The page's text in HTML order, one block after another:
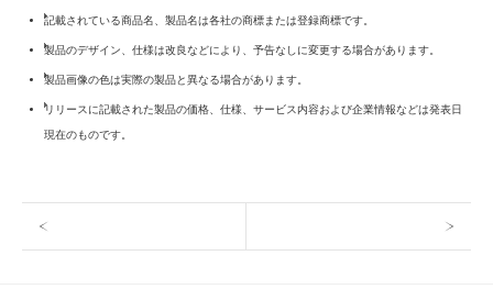
記載されている商品名、製品名は各社の商標または登録商標です。
製品のデザイン、仕様は改良などにより、予告なしに変更する場合があります。
製品画像の色は実際の製品と異なる場合があります。
リリースに記載された製品の価格、仕様、サービス内容および企業情報などは発表日
現在のものです。